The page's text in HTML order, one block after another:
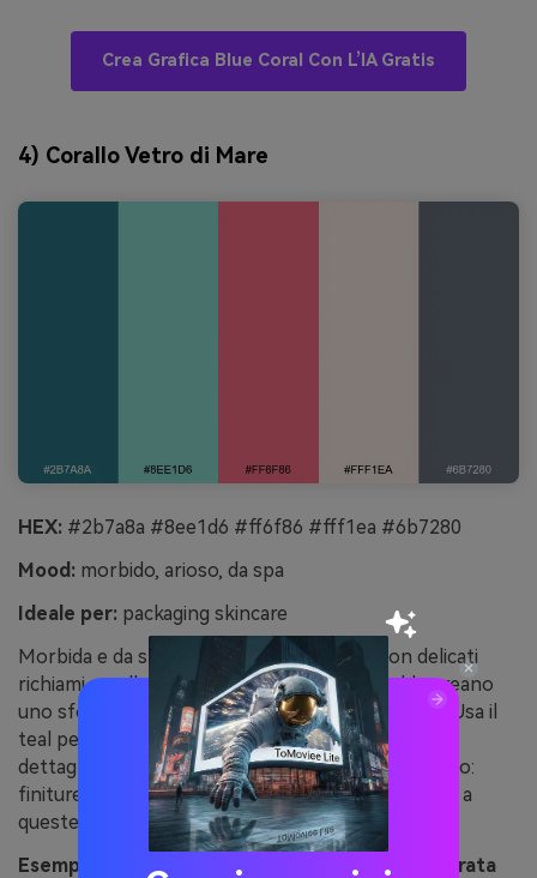
Crea Grafica Blue Coral Con L’IA Gratis
4) Corallo Vetro di Mare
HEX: #2b7a8a #8ee1d6 #ff6f86 #fff1ea #6b7280
Mood: morbido, arioso, da spa
Ideale per: packaging skincare
Morbida e da spa, ricorda il vetro di mare con delicati
richiami corallo. Il blush pallido e il bianco caldo creano
uno sfondo premium per etichette e ingredienti. Usa il
teal per i marchi e il rosa più brillante per un unico
dettaglio caratteristico come sigillo o riga. Consiglio:
finiture opache si abbinano particolarmente bene a
queste acquamarina spente e neutri cremosi.
Esempio immagine “vetro di mare corallo” generata